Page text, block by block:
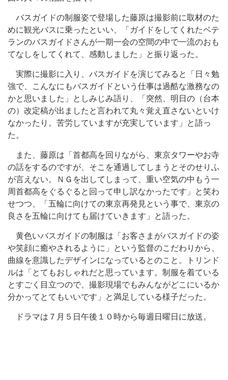
バスガイドの制服姿で登場した藤原は撮影前に取材のた
めに観光バスに乗ったといい、「ガイドをしてくれたベテ
ランのバスガイドさんが一期一会の空間の中で一流のおも
てなしをしてくれて、感動しました」と振り返った。
実際に撮影に入り、バスガイドを演じてみると「日々勉
強で、こんなにもバスガイドという仕事は過酷な激務なの
かと思いました」としみじみ語り、「突然、明日の（台本
の）改定稿が出ましたと言われて丸々覚え直さないといけ
なかったり。苦労していますが充実しています」と語っ
た。
また、藤原は「首都高を回りながら、東京タワーやお寺
の話をするのですが、そこを通過してしまうとそのせりふ
が言えない。ＮＧを出してしまって、重い空気の中もう一
周首都高をぐるぐると回って申し訳なかったです」と笑わ
せつつ、「五輪に向けての東京再発見という事で、東京の
良さを五輪に向けても届けていきます」と語った。
黄色いバスガイドの制服は「お客さまがバスガイドの姿
や笑顔に癒やされるように」という監督のこだわりから、
曲線を意識したデザインになっているとのこと。トリンド
ルは「とてもおしゃれだと思っています。制服を着ている
とすごく目立つので、撮影現場でもみんながどこにいるか
分かってとてもいいです」と満足している様子だった。
ドラマは７月５日午後１０時から毎週日曜日に放送。